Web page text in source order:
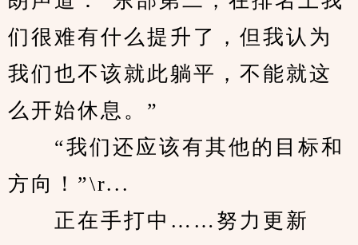
们很难有什么提升了，但我认为
我们也不该就此躺平，不能就这
么开始休息。”
“我们还应该有其他的目标和
方向！”\r...
正在手打中……努力更新